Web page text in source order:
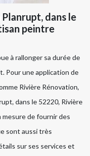
dans le
peintre
à rallonger sa durée de
Pour une application de
Rivière Rénovation,
dans le 52220, Rivière
de fournir des
sont aussi très
sur ses services et